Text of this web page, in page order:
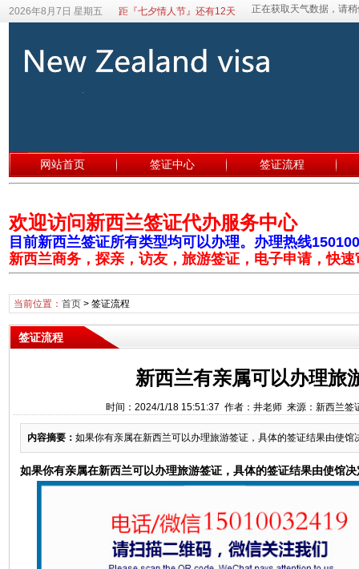
2026年8月7日 星期五 距『七夕情人节』还有12天
网站首页 签证中心 签证流程
欢迎访问新西兰签证代办服务中心
目前新西兰签证所有类型均可以办理。办理热线
新西兰商务，探亲，访友，旅游签证，电子申请，快速
当前位置： 首页> 签证流程
签证流程
新西兰有亲属可以办理旅
时间：2024/1/18 15:51:37 作者：井老师 来源：新西兰
内容摘要： 如果你有亲属在新西兰可以办理旅游签证，具体的签证结果由使馆
如果你有亲属在新西兰可以办理旅游签证，具体的签证结果由使馆决